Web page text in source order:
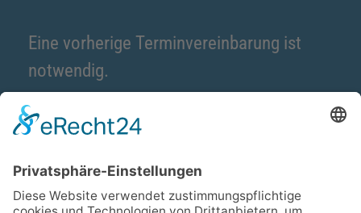
Eine vorherige Terminvereinbarung ist
notwendig.